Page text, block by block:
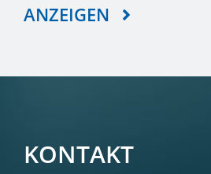
ANZEIGEN
KONTAKT